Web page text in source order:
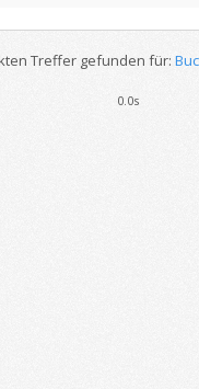
Treffer gefunden für:
0.0s